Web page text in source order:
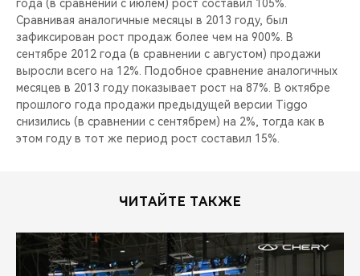
года (в сравнении с июлем) рост составил 105%.
Сравнивая аналогичные месяцы в 2013 году, был
зафиксирован рост продаж более чем на 900%. В
сентябре 2012 года (в сравнении с августом) продажи
выросли всего на 12%. Подобное сравнение аналогичных
месяцев в 2013 году показывает рост на 87%. В октябре
прошлого года продажи предыдущей версии Tiggo
снизились (в сравнении с сентябрем) на 2%, тогда как в
этом году в тот же период рост составил 15%.
ЧИТАЙТЕ ТАКЖЕ